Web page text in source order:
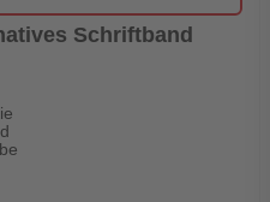
Schriftband